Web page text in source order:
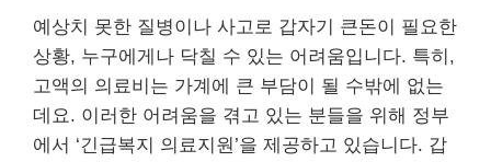
예상치 못한 질병이나 사고로 갑자기 큰돈이 필요한
상황, 누구에게나 닥칠 수 있는 어려움입니다. 특히,
고액의 의료비는 가계에 큰 부담이 될 수밖에 없는
데요. 이러한 어려움을 겪고 있는 분들을 위해 정부
에서 ‘긴급복지 의료지원’을 제공하고 있습니다. 갑